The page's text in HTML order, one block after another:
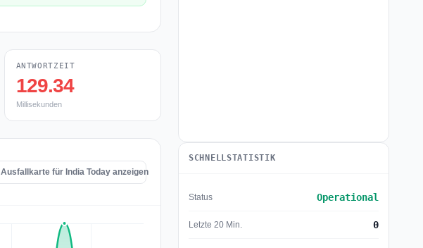
ANTWORTZEIT
129.34
Millisekunden
Ausfallkarte für India Today anzeigen
SCHNELLSTATISTIK
Status Operational
Letzte 20 Min. 0